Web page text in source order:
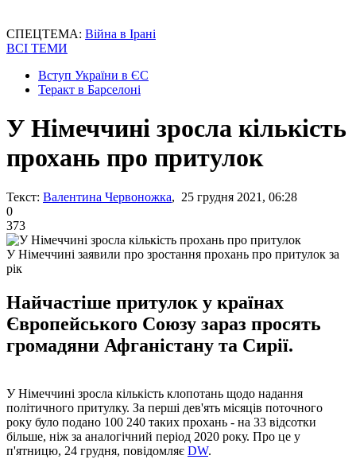
СПЕЦТЕМА: Війна в Ірані
ВСІ ТЕМИ
Вступ України в ЄС
Теракт в Барселоні
У Німеччині зросла кількість
прохань про притулок
Текст: Валентина Червоножка, 25 грудня 2021, 06:28
0
373
У Німеччині заявили про зростання прохань про притулок за
рік
Найчастіше притулок у країнах
Європейського Союзу зараз просять
громадяни Афганістану та Сирії.
У Німеччині зросла кількість клопотань щодо надання
політичного притулку. За перші дев'ять місяців поточного
року було подано 100 240 таких прохань - на 33 відсотки
більше, ніж за аналогічний період 2020 року. Про це у
п'ятницю, 24 грудня, повідомляє DW.